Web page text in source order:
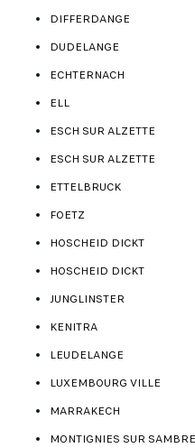
DIFFERDANGE
DUDELANGE
ECHTERNACH
ELL
ESCH SUR ALZETTE
ESCH SUR ALZETTE
ETTELBRUCK
FOETZ
HOSCHEID DICKT
HOSCHEID DICKT
JUNGLINSTER
KENITRA
LEUDELANGE
LUXEMBOURG VILLE
MARRAKECH
MONTIGNIES SUR SAMBRE